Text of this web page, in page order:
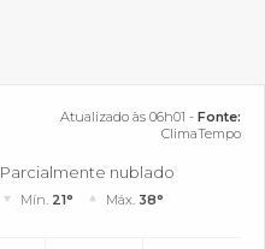
Atualizado às 06h01 - Fonte:
ClimaTempo
Parcialmente nublado
Mín. 21° Máx. 38°